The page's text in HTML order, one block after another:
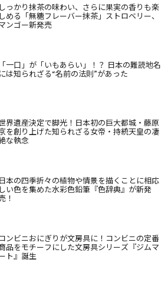
しっかり抹茶の味わい、さらに果実の香りも楽
しめる「無糖フレーバー抹茶」ストロベリー、
ンゴー新発売
「一口」が「いもあらい」！？ 日本の難読地名
には知られざる“名前の法則”があった
界遺産決定で脚光！日本初の巨大都城・藤原
を創り上げた知られざる女帝・持統天皇の凄
な執念
日本の四季折々の植物や情景を描くことに相応
しい色を集めた水彩色鉛筆『色辞典』が新発
！
コンビニおにぎりが文房具に！コンビニの定番
品をモチーフにした文房具シリーズ『ジムマ
ト』誕生